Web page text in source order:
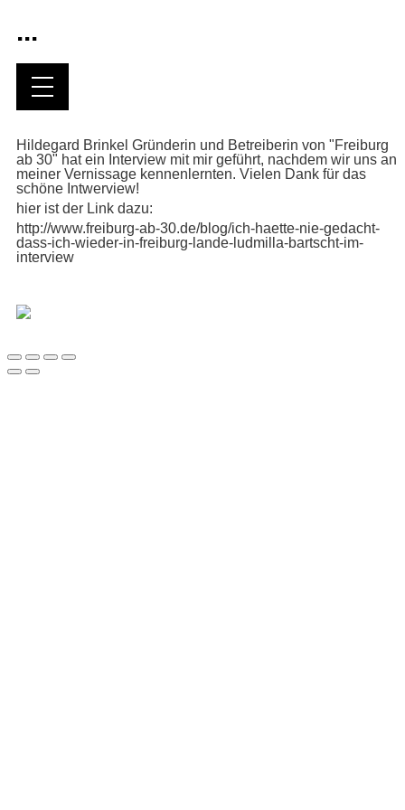
...
Hildegard Brinkel Gründerin und Betreiberin von "Freiburg
ab 30" hat ein Interview mit mir geführt, nachdem wir uns an
meiner Vernissage kennenlernten. Vielen Dank für das
schöne Intwerview!
hier ist der Link dazu:
http://www.freiburg-ab-30.de/blog/ich-haette-nie-gedacht-
dass-ich-wieder-in-freiburg-lande-ludmilla-bartscht-im-
interview